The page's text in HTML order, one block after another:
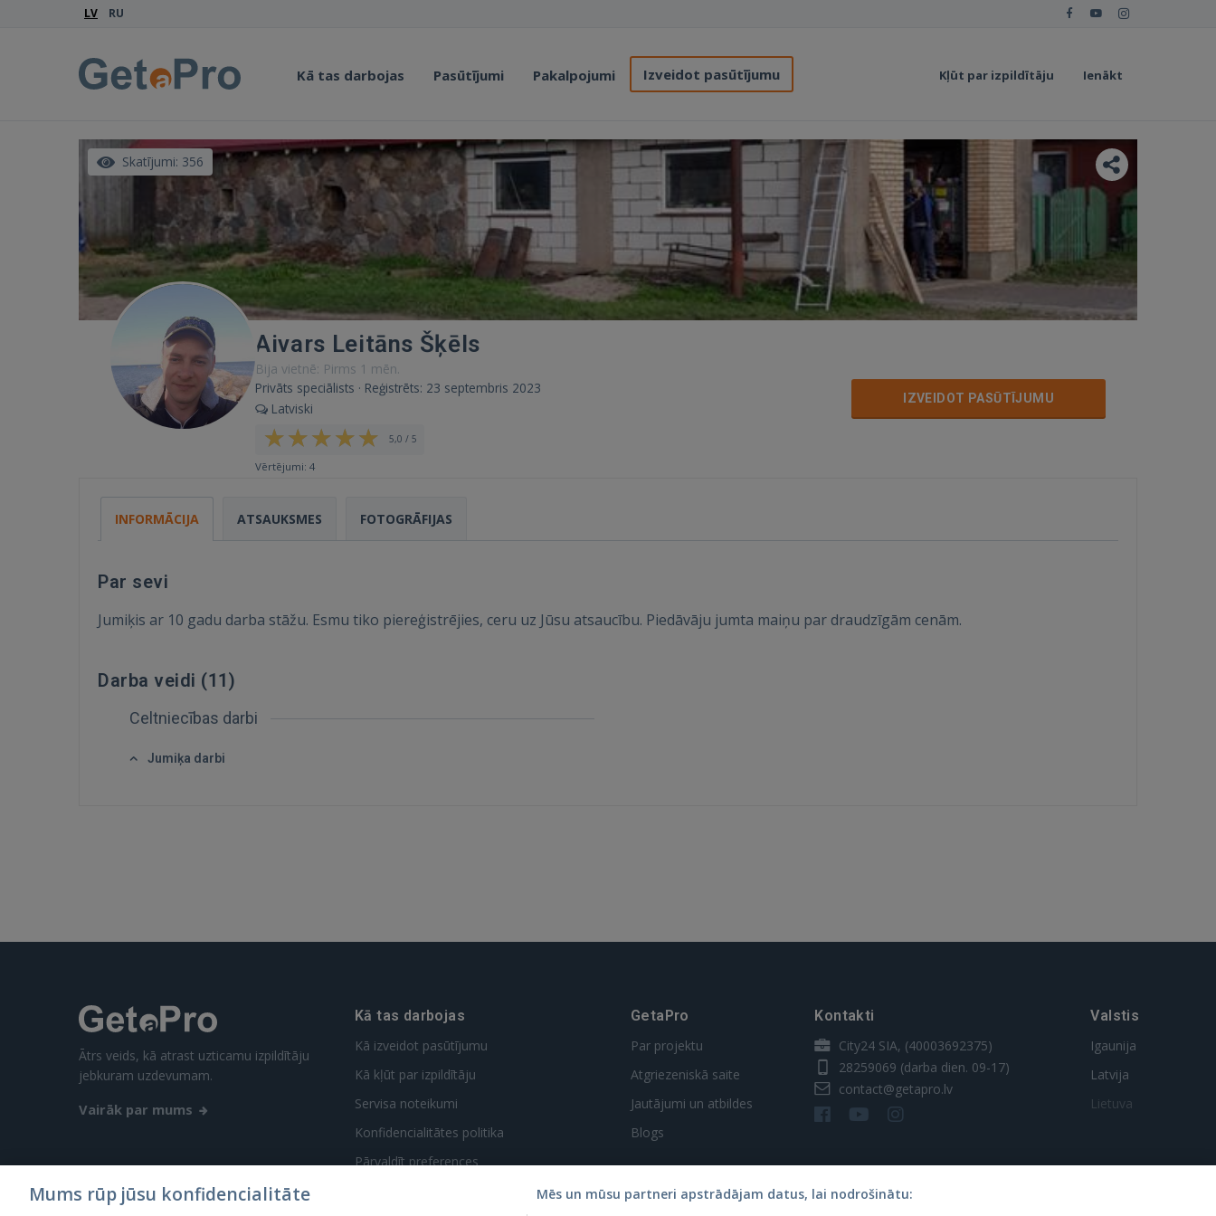
LV RU
Kā tas darbojas Pasūtījumi Pakalpojumi Izveidot pasūtījumu Kļūt par izpildītāju Ienākt
Skatījumi: 356
Aivars Leitāns Šķēls
Bija vietnē: Pirms 1 mēn.
Privāts speciālists · Reģistrēts: 23 septembris 2023
Latviski
5,0 / 5
Vērtējumi: 4
IZVEIDOT PASŪTĪJUMU
INFORMĀCIJA ATSAUKSMES FOTOGRĀFIJAS
Par sevi
Jumiķis ar 10 gadu darba stāžu. Esmu tiko piereģistrējies, ceru uz Jūsu atsaucību. Piedāvāju jumta maiņu par draudzīgām cenām.
Darba veidi (11)
Celtniecības darbi
Jumiķa darbi
Ātrs veids, kā atrast uzticamu izpildītāju
jebkuram uzdevumam.
Vairāk par mums
Kā tas darbojas
Kā izveidot pasūtījumu
Kā kļūt par izpildītāju
Servisa noteikumi
Konfidencialitātes politika
Pārvaldīt preferences
GetaPro
Par projektu
Atgriezeniskā saite
Jautājumi un atbildes
Blogs
Kontakti
City24 SIA, (40003692375)
28259069 (darba dien. 09-17)
contact@getapro.lv
Valstis
Igaunija
Latvija
Lietuva
Mums rūp jūsu konfidencialitāte Mēs un mūsu partneri apstrādājam datus, lai nodrošinātu: